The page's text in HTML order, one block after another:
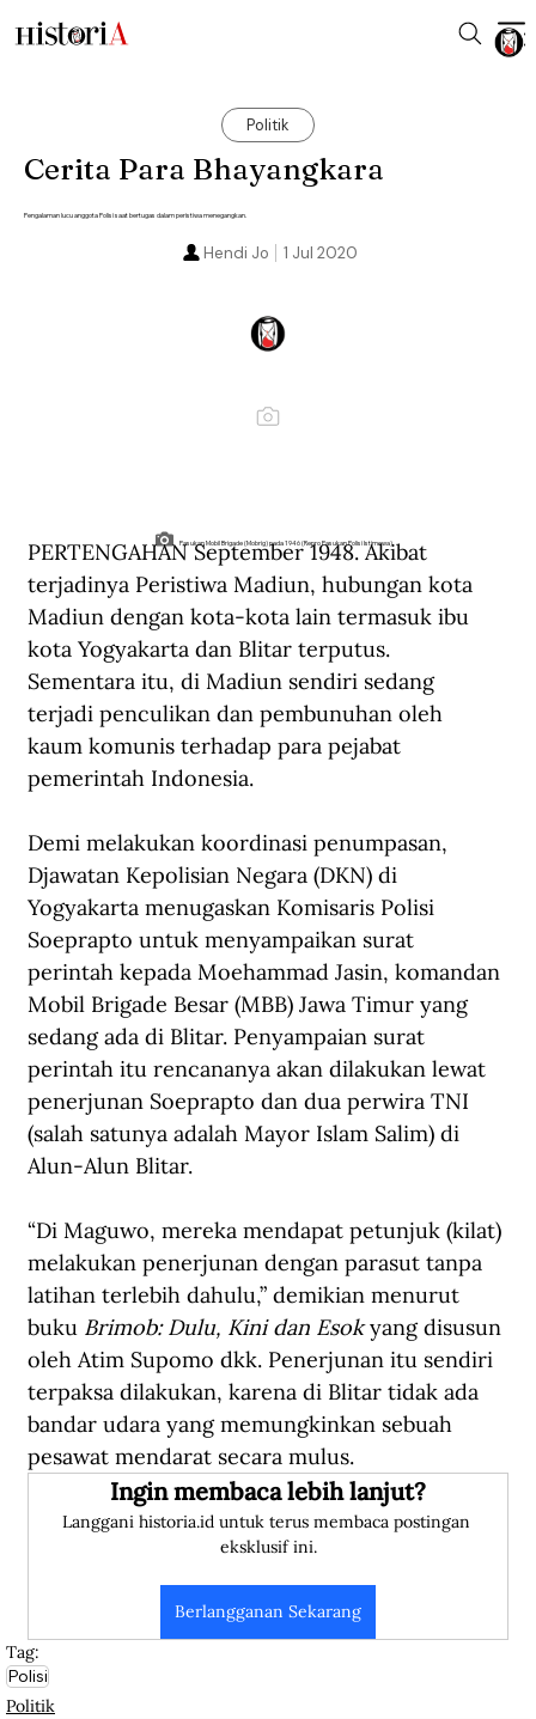
Politik
Cerita Para Bhayangkara
Pengalaman lucu anggota Polisi saat bertugas dalam peristiwa menegangkan.
1 Jul 2020
Hendi Jo
Pasukan Mobil Brigade (Mobrig) pada 1946 (Repro Pasukan Polisi Istimewa).
PERTENGAHAN September 1948. Akibat
terjadinya Peristiwa Madiun, hubungan kota
Madiun dengan kota-kota lain termasuk ibu
kota Yogyakarta dan Blitar terputus.
Sementara itu, di Madiun sendiri sedang
terjadi penculikan dan pembunuhan oleh
kaum komunis terhadap para pejabat
pemerintah Indonesia.
Demi melakukan koordinasi penumpasan,
Djawatan Kepolisian Negara (DKN) di
Yogyakarta menugaskan Komisaris Polisi
Soeprapto untuk menyampaikan surat
perintah kepada Moehammad Jasin, komandan
Mobil Brigade Besar (MBB) Jawa Timur yang
sedang ada di Blitar. Penyampaian surat
perintah itu rencananya akan dilakukan lewat
penerjunan Soeprapto dan dua perwira TNI
(salah satunya adalah Mayor Islam Salim) di
Alun-Alun Blitar.
“Di Maguwo, mereka mendapat petunjuk (kilat)
melakukan penerjunan dengan parasut tanpa
latihan terlebih dahulu,” demikian menurut
buku Brimob: Dulu, Kini dan Esok yang disusun
oleh Atim Supomo dkk. Penerjunan itu sendiri
terpaksa dilakukan, karena di Blitar tidak ada
bandar udara yang memungkinkan sebuah
pesawat mendarat secara mulus.
Ingin membaca lebih lanjut?
Langgani historia.id untuk terus membaca postingan
eksklusif ini.
Berlangganan Sekarang
Tag:
Polisi
Politik